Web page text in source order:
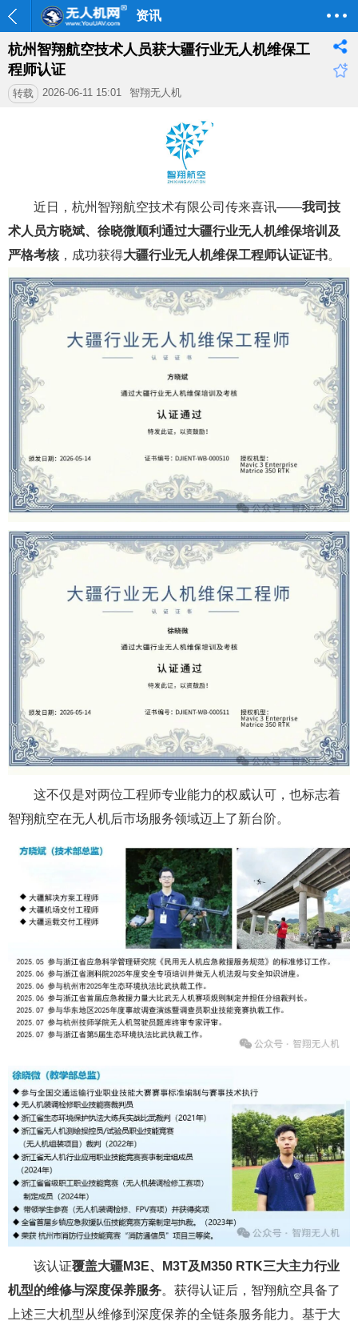
资讯
杭州智翔航空技术人员获大疆行业无人机维保工
程师认证
转载 2026-06-11 15:01 智翔无人机
近日，杭州智翔航空技术有限公司传来喜讯——我司技
术人员方晓斌、徐晓微顺利通过大疆行业无人机维保培训及
严格考核，成功获得大疆行业无人机维保工程师认证证书。
这不仅是对两位工程师专业能力的权威认可，也标志着
智翔航空在无人机后市场服务领域迈上了新台阶。
该认证覆盖大疆M3E、M3T及M350 RTK三大主力行业
机型的维修与深度保养服务。获得认证后，智翔航空具备了
上述三大机型从维修到深度保养的全链条服务能力。基于大